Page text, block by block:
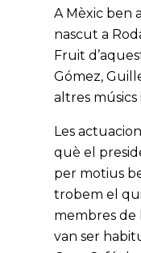
A Mèxic ben
nascut a
Fruit
Gómez,
altres
Les
què el
per motius
trobem el
membres de
van ser